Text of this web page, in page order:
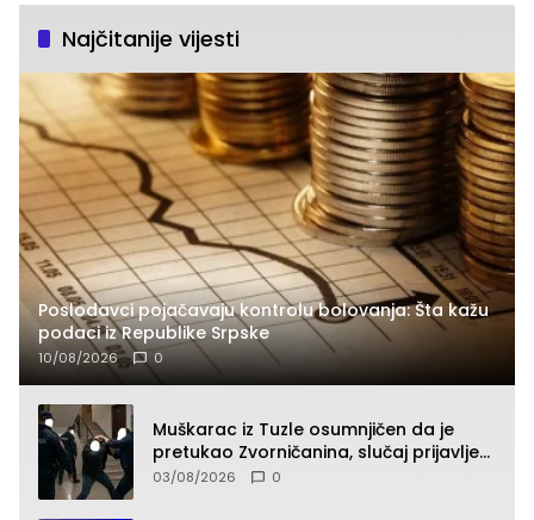
Najčitanije vijesti
Poslodavci pojačavaju kontrolu bolovanja: Šta kažu
podaci iz Republike Srpske
10/08/2026 0
Muškarac iz Tuzle osumnjičen da je
pretukao Zvorničanina, slučaj prijavljen
tužilaštvu
03/08/2026 0